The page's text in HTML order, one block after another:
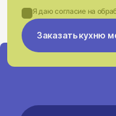
Я даю согласие на
Заказать кухню